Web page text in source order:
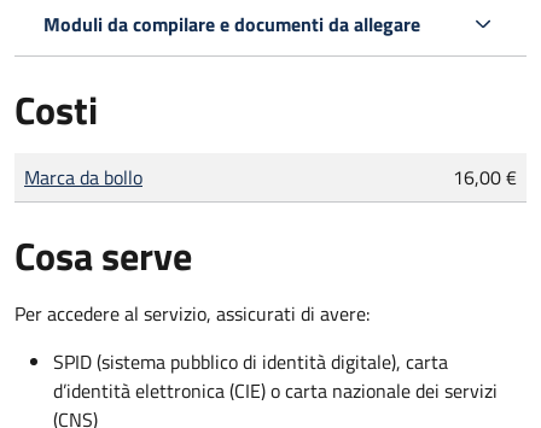
Moduli da compilare e documenti da allegare
Costi
Tipo di pagamento
Importo
Marca da bollo 16,00 €
Cosa serve
Per accedere al servizio, assicurati di avere:
SPID (sistema pubblico di identità digitale), carta
d’identità elettronica (CIE) o carta nazionale dei servizi
(CNS)